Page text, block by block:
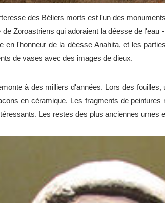
des Béliers morts est l'un des
Zoroastriens qui adoraient la déesse de
en l'honneur de la déesse Anahita, et les
de vases avec des images de dieux.
à des milliers d'années. Lors des
en céramique. Les fragments de
Les restes des plus anciennes urnes